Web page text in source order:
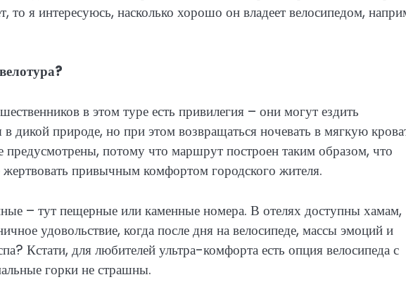
то я интересуюсь, насколько хорошо он владеет велосипедом,
в этом туре есть привилегия – они могут ездить
природе, но при этом возвращаться ночевать в мягкую
предусмотрены, потому что маршрут построен таким образом, что
привычным комфортом городского жителя.
– тут пещерные или каменные номера. В отелях доступны хамам,
удовольствие, когда после дня на велосипеде, массы эмоций и
Кстати, для любителей ультра-комфорта есть опция велосипеда с
горки не страшны.